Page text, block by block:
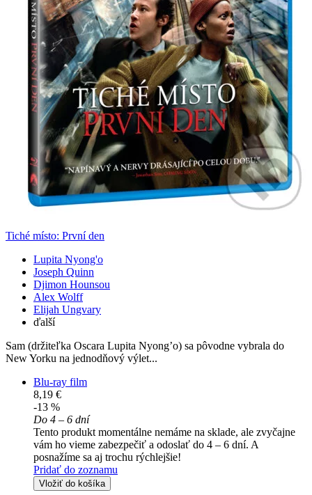
Tiché místo: První den
Lupita Nyong'o
Joseph Quinn
Djimon Hounsou
Alex Wolff
Elijah Ungvary
ďalší
Sam (držiteľka Oscara Lupita Nyong’o) sa pôvodne vybrala do
New Yorku na jednodňový výlet...
Blu-ray film
8,19 €
-13 %
Do 4 – 6 dní
Tento produkt momentálne nemáme na sklade, ale zvyčajne
vám ho vieme zabezpečiť a odoslať do 4 – 6 dní. A
posnažíme sa aj trochu rýchlejšie!
Pridať do zoznamu
Vložiť do košíka